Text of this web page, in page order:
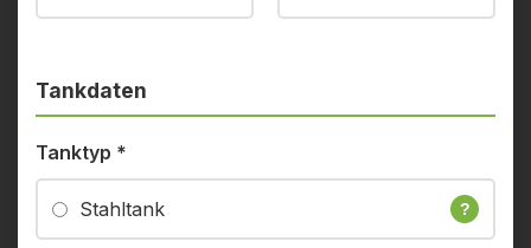
Tankdaten
Tanktyp *
Stahltank ?